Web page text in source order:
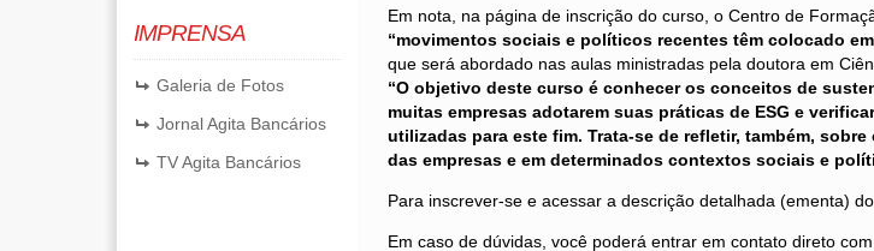
IMPRENSA
Galeria de Fotos
Jornal Agita Bancários
TV Agita Bancários
Em nota, na página de inscrição do curso, o Centro de
“movimentos sociais e políticos recentes têm colocado
que será abordado nas aulas ministradas pela doutora em
“O objetivo deste curso é conhecer os conceitos de
muitas empresas adotarem suas práticas de ESG e
utilizadas para este fim. Trata-se de refletir, também,
das empresas e em determinados contextos sociais e
Para inscrever-se e acessar a descrição detalhada (ementa) do
Em caso de dúvidas, você poderá entrar em contato direto